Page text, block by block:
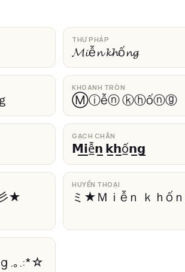
THƯ PHÁP
𝓜𝓲ễ𝓷 𝓴𝓱ố𝓷𝓰
KHOANH TRÒN
Ⓜⓘễⓝ ⓚⓗốⓝⓖ
GẠCH CHÂN
𝗠̲𝗶̲ễ̲𝗻̲ 𝗸̲𝗵̲ố̲𝗻̲𝗴̲
★
HUYỀN THOẠI
ミ★Ｍｉễｎ ｋｈố
.｡.:*☆